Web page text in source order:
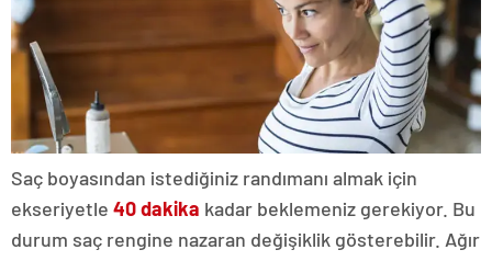
Saç boyasından istediğiniz randımanı almak için
ekseriyetle 40 dakika kadar beklemeniz gerekiyor. Bu
durum saç rengine nazaran değişiklik gösterebilir. Ağır